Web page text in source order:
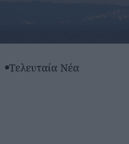
Τελευταία Νέα